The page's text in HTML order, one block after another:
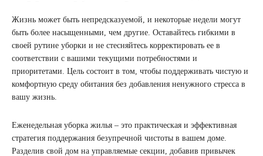
Жизнь может быть непредсказуемой, и некоторые недели могут
быть более насыщенными, чем другие. Оставайтесь гибкими в
своей рутине уборки и не стесняйтесь корректировать ее в
соответствии с вашими текущими потребностями и
приоритетами. Цель состоит в том, чтобы поддерживать чистую и
комфортную среду обитания без добавления ненужного стресса в
вашу жизнь.
Еженедельная уборка жилья – это практическая и эффективная
стратегия поддержания безупречной чистоты в вашем доме.
Разделив свой дом на управляемые секции, добавив привычек